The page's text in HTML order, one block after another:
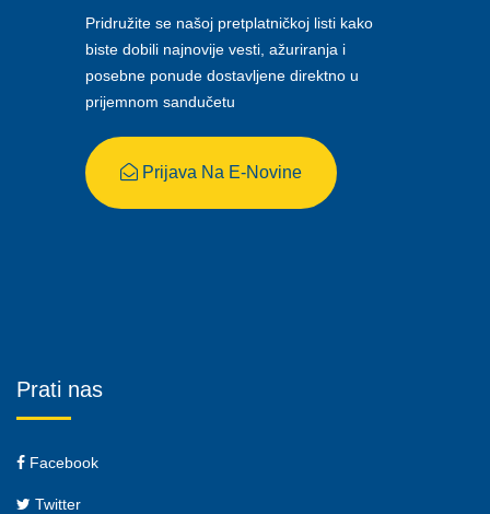
Pridružite se našoj pretplatničkoj listi kako
biste dobili najnovije vesti, ažuriranja i
posebne ponude dostavljene direktno u
prijemnom sandučetu
Prijava Na E-Novine
Prati nas
Facebook
Twitter